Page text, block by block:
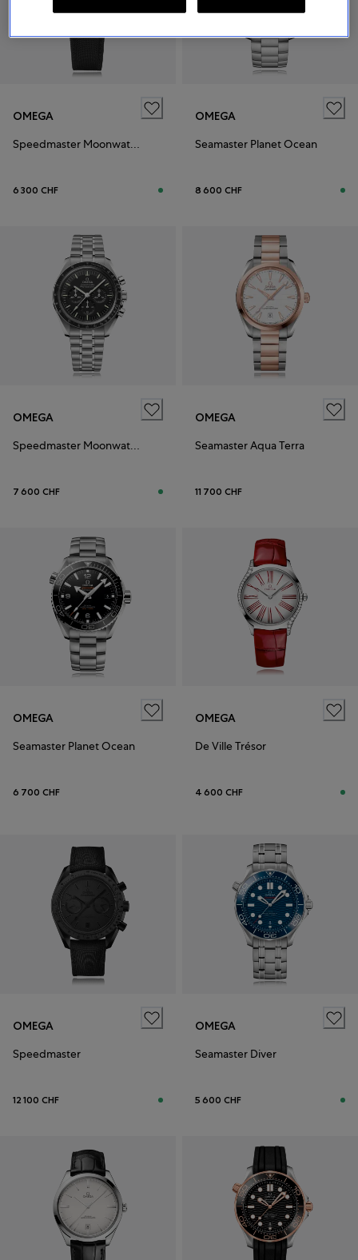
OMEGA
Speedmaster Moonwatch Professional
6 300 CHF
OMEGA
Seamaster Planet Ocean
8 600 CHF
OMEGA
Speedmaster Moonwatch Professional
7 600 CHF
OMEGA
Seamaster Aqua Terra
11 700 CHF
OMEGA
Seamaster Planet Ocean
6 700 CHF
OMEGA
De Ville Trésor
4 600 CHF
OMEGA
Speedmaster
12 100 CHF
OMEGA
Seamaster Diver
5 600 CHF